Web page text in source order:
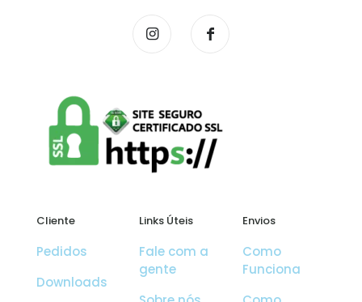
Cliente
Pedidos
Downloads
Links Úteis
Fale com a
gente
Envios
Como
Funciona